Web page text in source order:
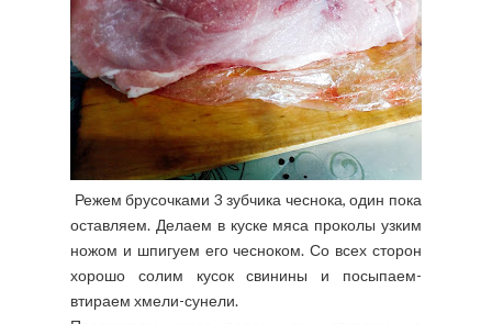
Режем брусочками 3 зубчика чеснока, один пока
оставляем. Делаем в куске мяса проколы узким
ножом и шпигуем его чесноком. Со всех сторон
хорошо солим кусок свинины и посыпаем-
втираем хмели-сунели.